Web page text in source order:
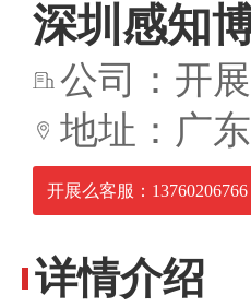
深圳感知
公司：开
地址：广
开展么客服：13760206766
详情介绍